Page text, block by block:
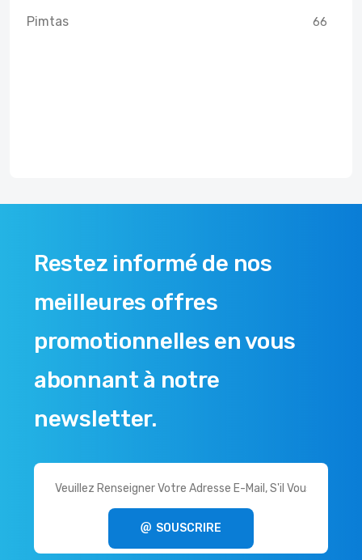
Pimtas 66
Restez informé de nos
meilleures offres
promotionnelles en vous
abonnant à notre
newsletter.
SOUSCRIRE